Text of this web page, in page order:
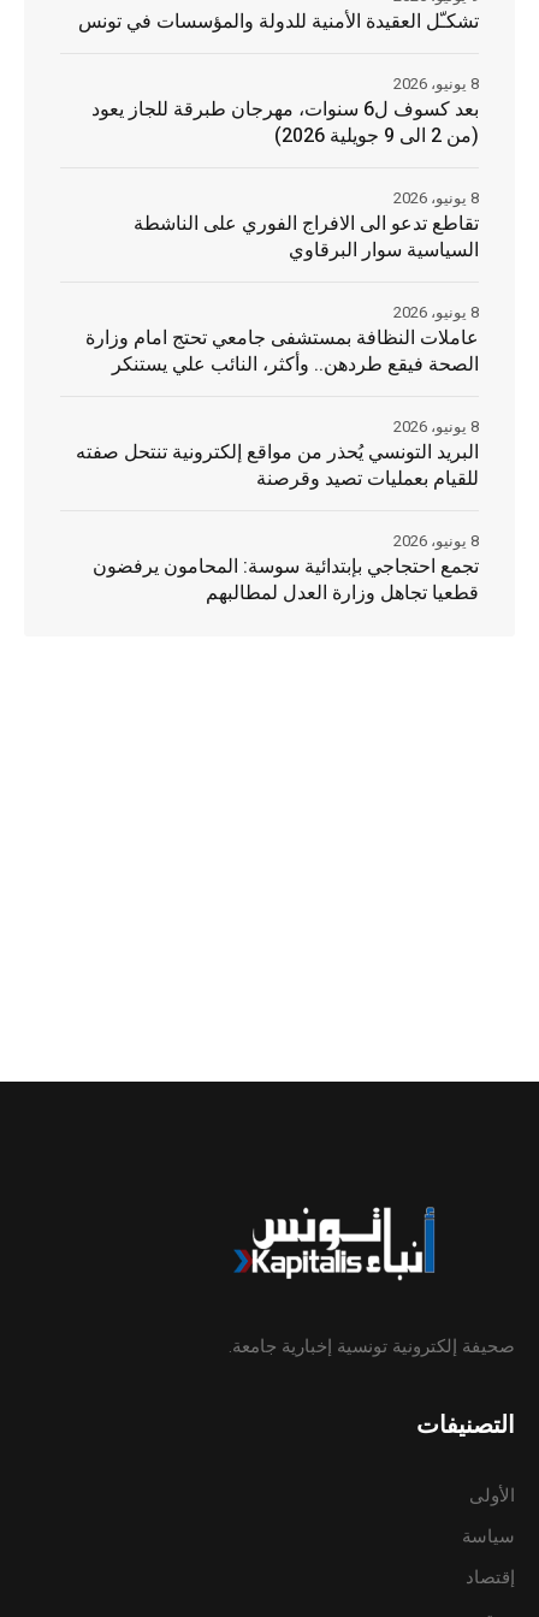
تشكـّل العقيدة الأمنية للدولة والمؤسسات في تونس
بعد كسوف ل6 سنوات، مهرجان طبرقة للجاز يعود
(من 2 الى 9 جويلية 2026)
8 يونيو، 2026
تقاطع تدعو الى الافراج الفوري على الناشطة
السياسية سوار البرقاوي
8 يونيو، 2026
عاملات النظافة بمستشفى جامعي تحتج امام وزارة
الصحة فيقع طردهن.. وأكثر، النائب علي يستنكر
8 يونيو، 2026
البريد التونسي يُحذر من مواقع إلكترونية تنتحل صفته
للقيام بعمليات تصيد وقرصنة
8 يونيو، 2026
تجمع احتجاجي بإبتدائية سوسة: المحامون يرفضون
قطعيا تجاهل وزارة العدل لمطالبهم
8 يونيو، 2026
صحيفة إلكترونية تونسية إخبارية جامعة.
التصنيفات
الأولى
سياسة
إقتصاد